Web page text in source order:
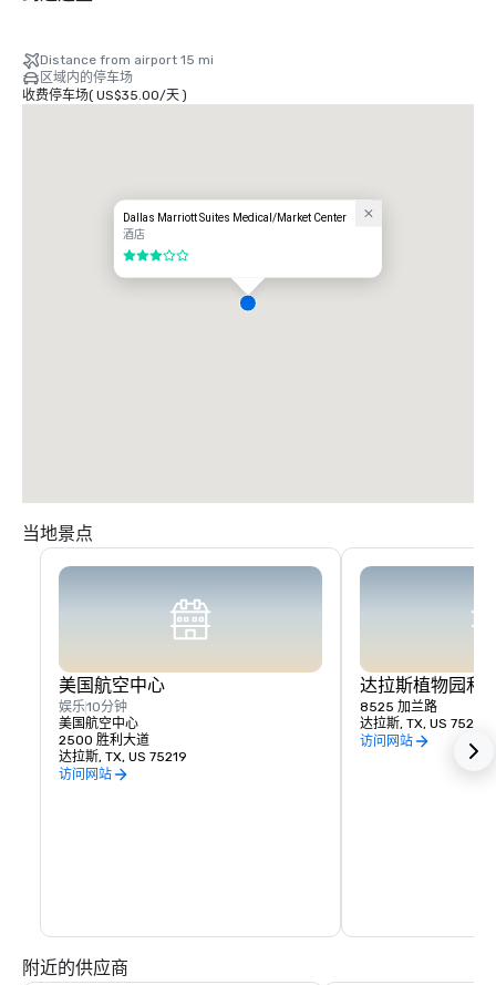
Distance from airport 15 mi
区域内的停车场
收费停车场( US$35.00/天)
Dallas Marriott Suites Medical/Market Center
酒店
3/5
当地景点
美国航空中心
娱乐10分钟
美国航空中心
2500 胜利大道
达拉斯, TX, US 75219
访问网站
达拉斯植物园和
8525 加兰路
达拉斯, TX, US 75218
访问网站
附近的供应商